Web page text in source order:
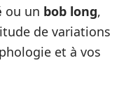
ou un bob long,
de variations
et à vos